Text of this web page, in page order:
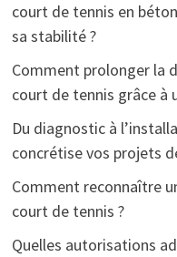
court de tennis en
sa stabilité ?
Comment prolonger la
court de tennis grâce à
Du diagnostic à
concrétise vos projets
Comment reconnaître
court de tennis ?
Quelles autorisations